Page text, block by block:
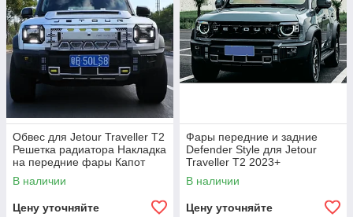
Обвес для Jetour Traveller T2
Решетка радиатора Накладка
на передние фары Капот
Люстра на крышу Маркиза
В наличии
Цену уточняйте
Фары передние и задние
Defender Style для Jetour
Traveller T2 2023+
В наличии
Цену уточняйте